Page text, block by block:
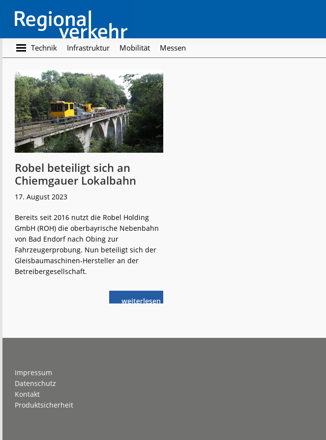
main
content
footer
Regionalverkehr
Die
Fachzeitschrift
den
Öffentlichen
Personennahverkehr
Technik Infrastruktur Mobilität Messen
Robel beteiligt sich an
Chiemgauer Lokalbahn
17. August 2023
Bereits seit 2016 nutzt die Robel Holding
GmbH (ROH) die oberbayrische Nebenbahn
von Bad Endorf nach Obing zur
Fahrzeugerprobung. Nun beteiligt sich der
Gleisbaumaschinen-Hersteller an der
Betreibergesellschaft.
weiterlese
nRobel
Impressum
Datenschutz
Kontakt
Produktsicherheit